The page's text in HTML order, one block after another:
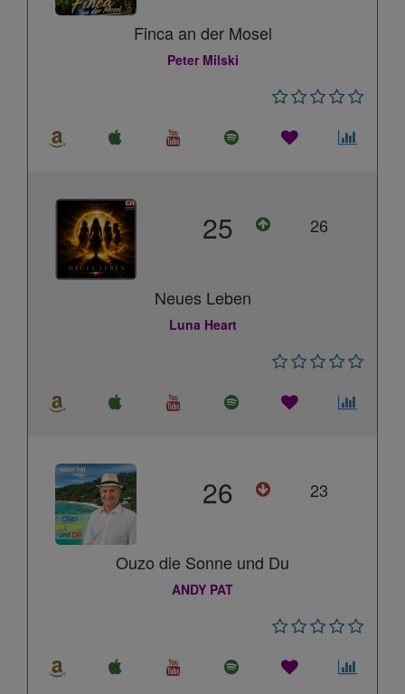
Finca an der Mosel
Peter Milski
25 26
Neues Leben
Luna Heart
26 23
Ouzo die Sonne und Du
ANDY PAT